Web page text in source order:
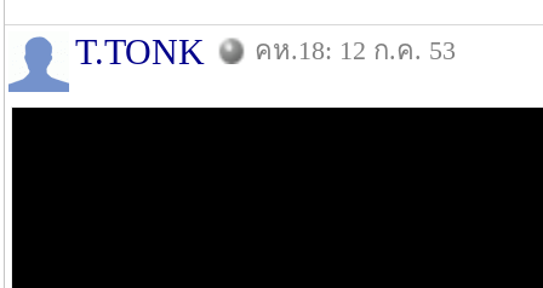
T.TONK คห.18: 12 ก.ค. 53